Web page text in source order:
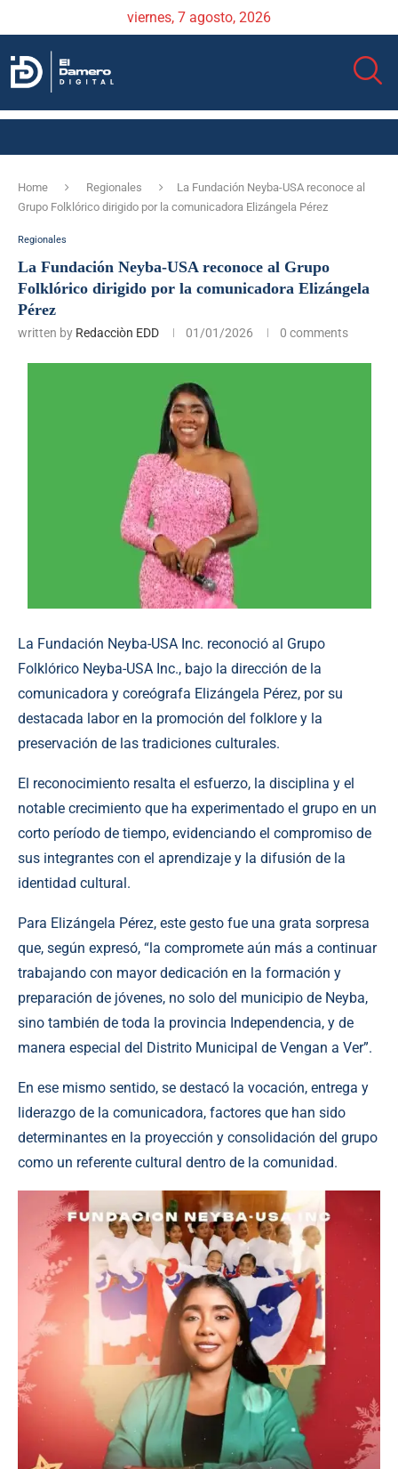
viernes, 7 agosto, 2026
Home Regionales
La Fundación Neyba-USA reconoce al
Grupo Folklórico dirigido por la comunicadora Elizángela Pérez
Regionales
La Fundación Neyba-USA reconoce al Grupo
Folklórico dirigido por la comunicadora Elizángela
Pérez
written by Redacciòn EDD 01/01/2026 0 comments
La Fundación Neyba-USA Inc. reconoció al Grupo
Folklórico Neyba-USA Inc., bajo la dirección de la
comunicadora y coreógrafa Elizángela Pérez, por su
destacada labor en la promoción del folklore y la
preservación de las tradiciones culturales.
El reconocimiento resalta el esfuerzo, la disciplina y el
notable crecimiento que ha experimentado el grupo en un
corto período de tiempo, evidenciando el compromiso de
sus integrantes con el aprendizaje y la difusión de la
identidad cultural.
Para Elizángela Pérez, este gesto fue una grata sorpresa
que, según expresó, “la compromete aún más a continuar
trabajando con mayor dedicación en la formación y
preparación de jóvenes, no solo del municipio de Neyba,
sino también de toda la provincia Independencia, y de
manera especial del Distrito Municipal de Vengan a Ver”.
En ese mismo sentido, se destacó la vocación, entrega y
liderazgo de la comunicadora, factores que han sido
determinantes en la proyección y consolidación del grupo
como un referente cultural dentro de la comunidad.